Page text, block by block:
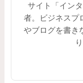
サイト「イン
者。ビジネスプ
やブログを書き